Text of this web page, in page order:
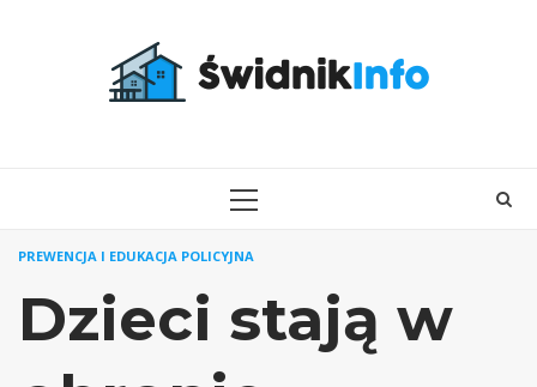
PRIMARY
PREWENCJA I EDUKACJA POLICYJNA
Dzieci stają w